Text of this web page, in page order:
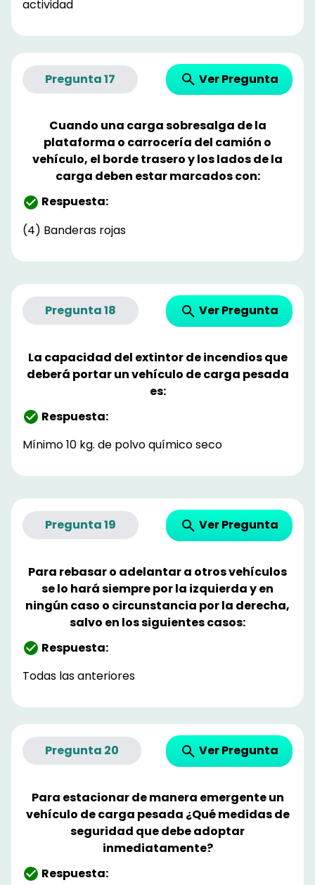
actividad
Pregunta17 Ver Pregunta
Cuando una carga sobresalga de la
plataforma o carrocería del camión o
vehículo, el borde trasero y los lados de la
carga deben estar marcados con:
Respuesta:
(4) Banderas rojas
Pregunta18 Ver Pregunta
La capacidad del extintor de incendios que
deberá portar un vehículo de carga pesada
es:
Respuesta:
Mínimo 10 kg. de polvo químico seco
Pregunta19 Ver Pregunta
Para rebasar o adelantar a otros vehículos
se lo hará siempre por la izquierda y en
ningún caso o circunstancia por la derecha,
salvo en los siguientes casos:
Respuesta:
Todas las anteriores
Pregunta 20 Ver Pregunta
Para estacionar de manera emergente un
vehículo de carga pesada ¿Qué medidas de
seguridad que debe adoptar
inmediatamente?
Respuesta: